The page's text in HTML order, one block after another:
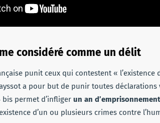
considéré comme un délit
punit ceux qui contestent « l’existence
a pour but de punir toutes
bis permet d’infliger un an
d’un ou plusieurs crimes contre